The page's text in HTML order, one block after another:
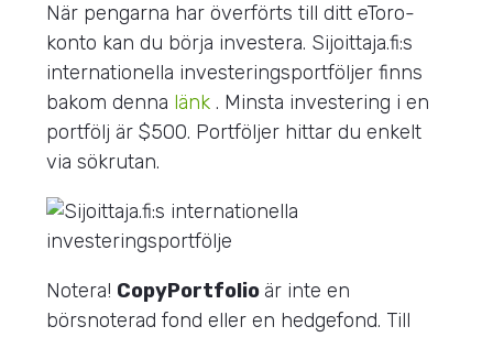
När pengarna har överförts till ditt eToro-
konto kan du börja investera. Sijoittaja.fi:s
internationella investeringsportföljer finns
bakom denna länk . Minsta investering i en
portfölj är $500. Portföljer hittar du enkelt
via sökrutan.
Notera! CopyPortfolio är inte en
börsnoterad fond eller en hedgefond. Till